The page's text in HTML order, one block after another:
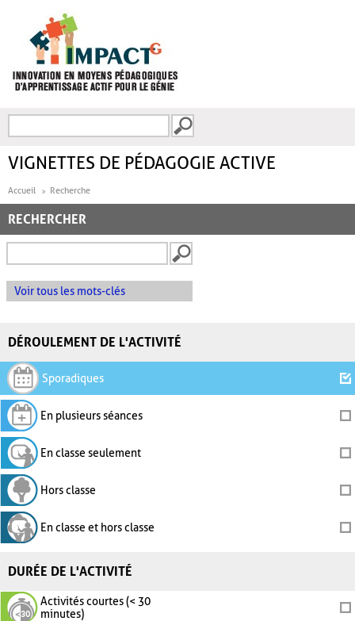
FORMULAIRE DE
VIGNETTES DE PÉDAGOGIE ACTIVE
Accueil Recherche
RECHERCHER
Voir tous les mots-clés
DÉROULEMENT DE L'ACTIVITÉ
Sporadiques
En plusieurs séances
En classe seulement
Hors classe
En classe et hors classe
DURÉE DE L'ACTIVITÉ
Activités courtes (< 30
minutes)